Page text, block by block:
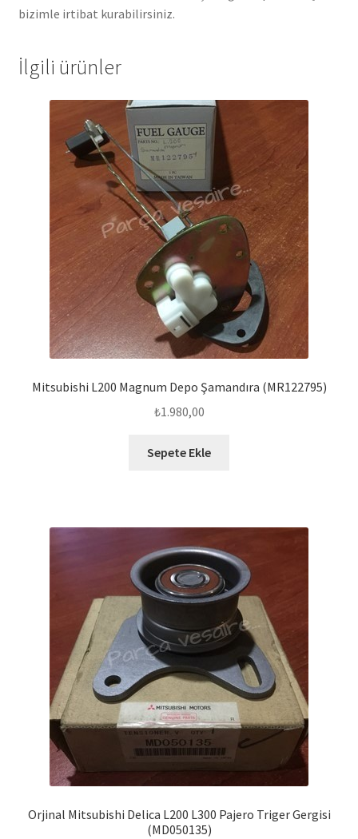
bizimle irtibat kurabilirsiniz.
İlgili ürünler
Mitsubishi L200 Magnum Depo Şamandıra (MR122795)
₺1.980,00
Sepete Ekle
Orjinal Mitsubishi Delica L200 L300 Pajero Triger Gergisi
(MD050135)